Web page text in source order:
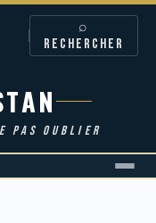
⌕
RECHERCHER
PAS OUBLIER